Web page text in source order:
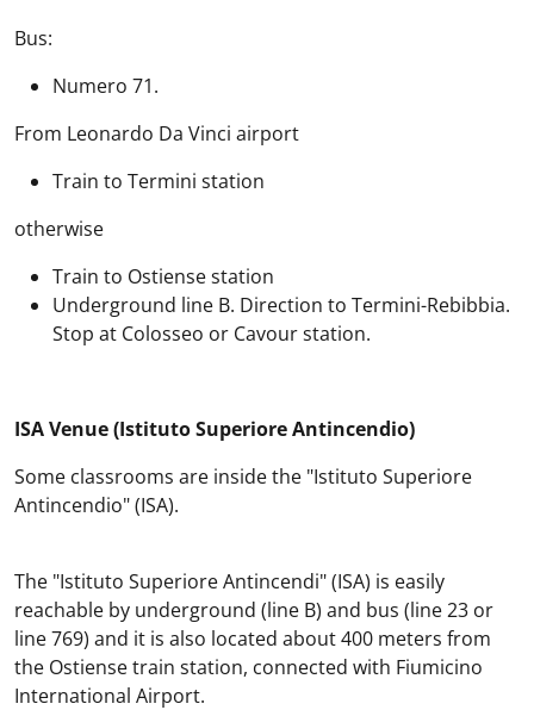
Bus:
Numero 71.
From Leonardo Da Vinci airport
Train to Termini station
otherwise
Train to Ostiense station
Underground line B. Direction to Termini-Rebibbia.
Stop at Colosseo or Cavour station.
ISA Venue (Istituto Superiore Antincendio)
Some classrooms are inside the "Istituto Superiore
Antincendio" (ISA).
The "Istituto Superiore Antincendi" (ISA) is easily
reachable by underground (line B) and bus (line 23 or
line 769) and it is also located about 400 meters from
the Ostiense train station, connected with Fiumicino
International Airport.